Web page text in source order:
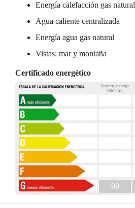
Energía calefacción gas natural
Agua caliente centralizada
Energía agua gas natural
Vistas: mar y montaña
Certificado energético
99